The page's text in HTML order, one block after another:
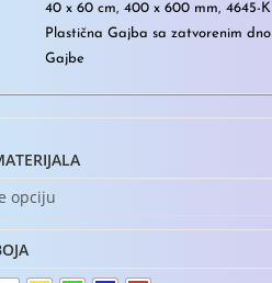
40 x 60 cm, 400 x 600 mm, 4645-
Plastična Gajba sa zatvorenim
Gajbe
opciju